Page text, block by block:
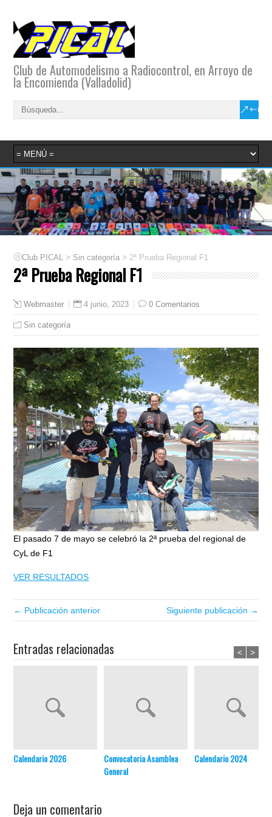
Club de Automodelismo a Radiocontrol, en Arroyo de
la Encomienda (Valladolid)
Club PICAL > Sin categoría > 2ª Prueba Regional F1
2ª Prueba Regional F1
Webmaster 4 junio, 2023 0 Comentarios
Sin categoría
El pasado 7 de mayo se celebró la 2ª prueba del regional de
CyL de F1
VER RESULTADOS
← Publicación anterior Siguiente publicación →
Entradas relacionadas
Calendario 2026
Convocatoria Asamblea
General
Calendario 2024
< >
Deja un comentario